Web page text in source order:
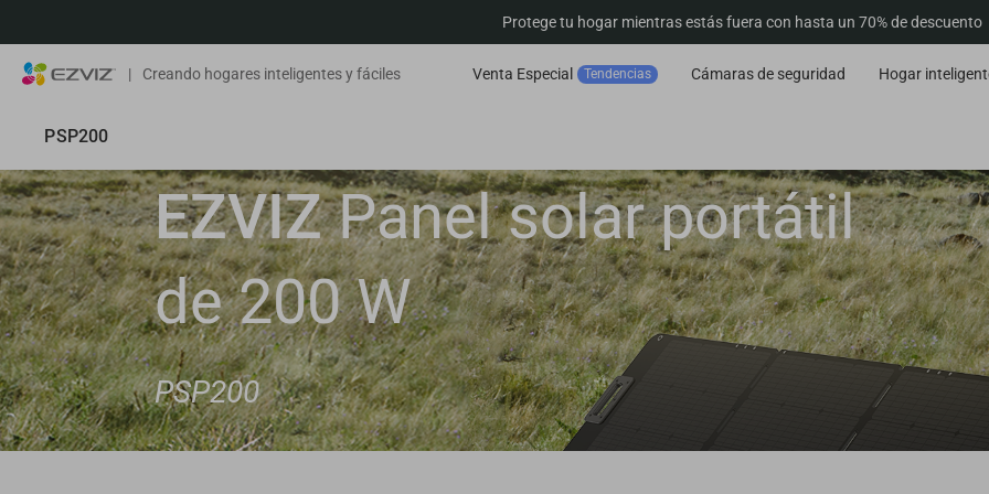
Protege tu hogar mientras estás fuera con hasta un 70% de descuento
| Creando hogares inteligentes y fáciles Venta Especial Tendencias Cámaras de seguridad Hogar
PSP200
EZVIZPanel solar portátil
de 200 W
PSP200